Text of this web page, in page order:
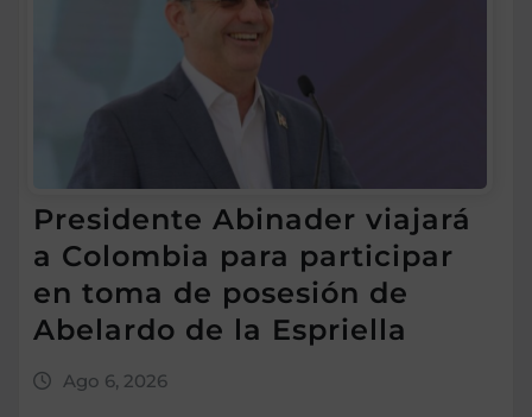
Presidente Abinader viajará
a Colombia para participar
en toma de posesión de
Abelardo de la Espriella
Ago 6, 2026